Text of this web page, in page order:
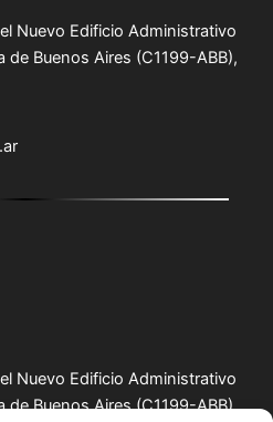
Nuevo Edificio Administrativo
de Buenos Aires (C1199-ABB),
Nuevo Edificio Administrativo
Buenos Aires (C1199-ABB),